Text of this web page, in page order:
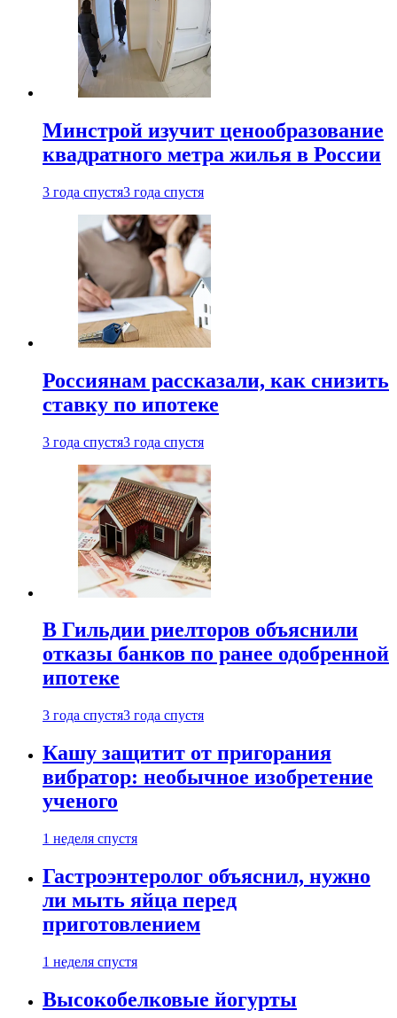
Минстрой изучит ценообразование
квадратного метра жилья в России
3 года спустя3 года спустя
Россиянам рассказали, как снизить
ставку по ипотеке
3 года спустя3 года спустя
В Гильдии риелторов объяснили
отказы банков по ранее одобренной
ипотеке
3 года спустя3 года спустя
Кашу защитит от пригорания
вибратор: необычное изобретение
ученого
1 неделя спустя
Гастроэнтеролог объяснил, нужно
ли мыть яйца перед
приготовлением
1 неделя спустя
Высокобелковые йогурты